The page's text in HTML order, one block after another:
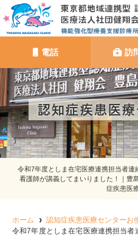
認知症疾患医
令和7年度としま在宅医療連携担当者
看護師が講義してまいりました！｜豊
症疾患医
電話 訪
ホーム 認知症疾患医療センターお
令和7年度としま在宅医療連携担当